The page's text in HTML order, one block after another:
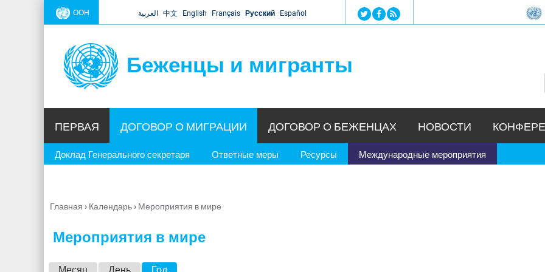
Jump to navigation
ООН العربية 中文 English Français Русский Español
Беженцы и мигранты
ПЕРВАЯ ДОГОВОР О МИГРАЦИИ
Доклад Генерального секретаря Ответные меры Ресурсы Международные мероприятия
ДОГОВОР О БЕЖЕНЦАХ НОВОСТИ
Вы
Главная › Календарь› Мероприятия в мире
Мероприятия в мире